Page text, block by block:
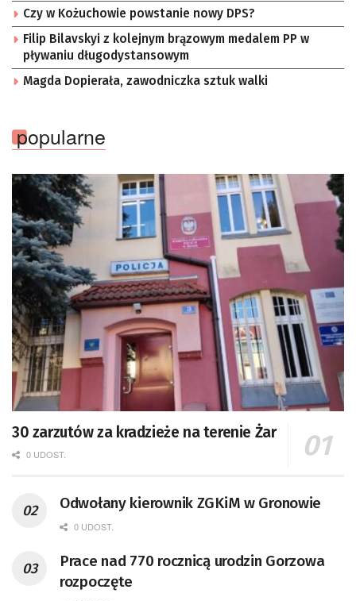
Czy w Kożuchowie powstanie nowy DPS?
Filip Bilavskyi z kolejnym brązowym medalem PP w
pływaniu długodystansowym
Magda Dopierała, zawodniczka sztuk walki
popularne
30 zarzutów za kradzieże na terenie Żar
0 UDOST.
Odwołany kierownik ZGKiM w Gronowie
0 UDOST.
Prace nad 770 rocznicą urodzin Gorzowa
rozpoczęte